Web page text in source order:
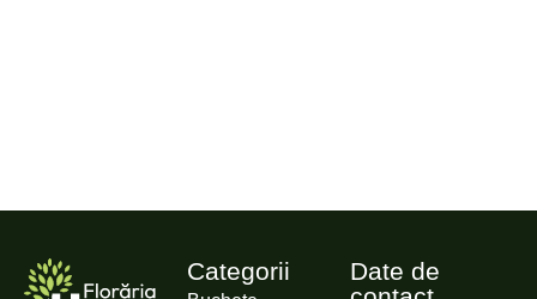
Categorii
Date de